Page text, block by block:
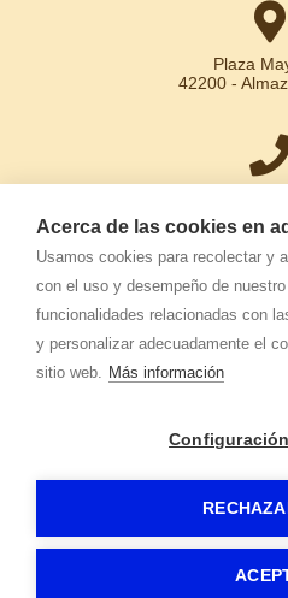
Acerca de las cookies en
Usamos cookies para recolectar y
con el uso y desempeño de
funcionalidades relacionadas con
y personalizar adecuadamente el
sitio web. Más información
Plaza
42200 -
info.adema@
-Política de